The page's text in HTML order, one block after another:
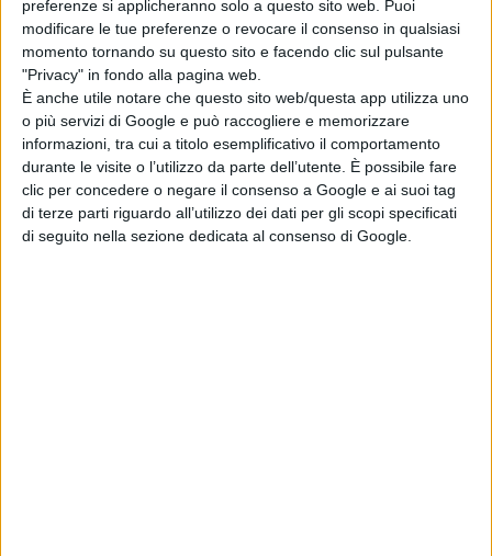
preferenze si applicheranno solo a questo sito web. Puoi
modificare le tue preferenze o revocare il consenso in qualsiasi
momento tornando su questo sito e facendo clic sul pulsante
"Privacy" in fondo alla pagina web.
È anche utile notare che questo sito web/questa app utilizza uno
o più servizi di Google e può raccogliere e memorizzare
informazioni, tra cui a titolo esemplificativo il comportamento
durante le visite o l’utilizzo da parte dell’utente. È possibile fare
clic per concedere o negare il consenso a Google e ai suoi tag
di terze parti riguardo all’utilizzo dei dati per gli scopi specificati
di seguito nella sezione dedicata al consenso di Google.
Partita N°2 in RE min. BWV 1004
Ernest Bloch (1880-1959) Nigun (Improvisation);
Simchas Torah (Rejoicing)
Giuseppe Verdi (1813-1901) dai Lombardi alla Prima
Crociata: Atto III° violino solo
Nicolò Paganini (1782-1840) Capriccio n.19 (Lento,
Allegro assai)